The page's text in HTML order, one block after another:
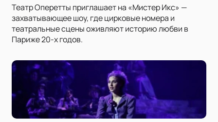
Театр Оперетты приглашает на «Мистер Икс» —
захватывающее шоу, где цирковые номера и
театральные сцены оживляют историю любви в
Париже 20-х годов.